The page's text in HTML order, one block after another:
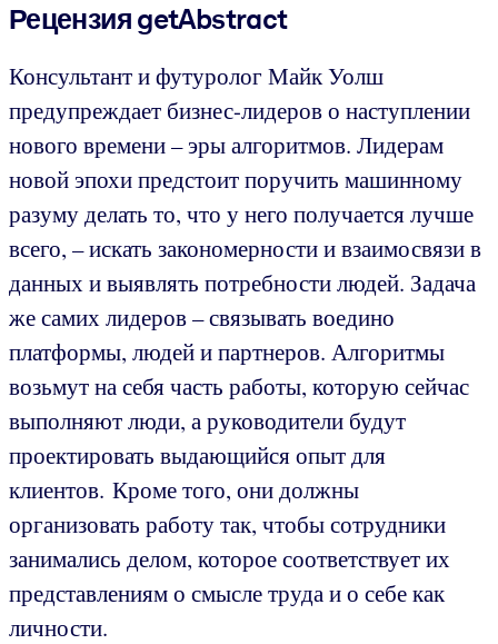
Рецензия getAbstract
Консультант и футуролог Майк Уолш
предупреждает бизнес-лидеров о наступлении
нового времени – эры алгоритмов. Лидерам
новой эпохи предстоит поручить машинному
разуму делать то, что у него получается лучше
всего, – искать закономерности и взаимосвязи в
данных и выявлять потребности людей. Задача
же самих лидеров – связывать воедино
платформы, людей и партнеров. Алгоритмы
возьмут на себя часть работы, которую сейчас
выполняют люди, а руководители будут
проектировать выдающийся опыт для
клиентов. Кроме того, они должны
организовать работу так, чтобы сотрудники
занимались делом, которое соответствует их
представлениям о смысле труда и о себе как
личности.